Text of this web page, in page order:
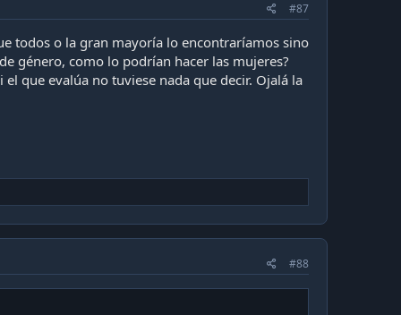
#87
todos o la gran mayoría lo encontraríamos sino
género, como lo podrían hacer las mujeres?
que evalúa no tuviese nada que decir. Ojalá la
#88